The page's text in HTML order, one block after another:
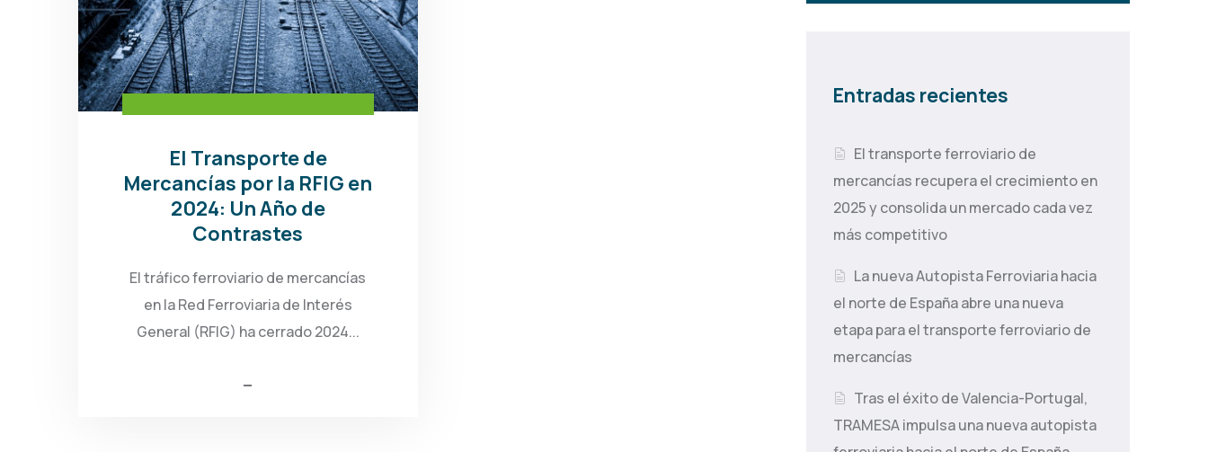
El Transporte de
Mercancías por la RFIG en
2024: Un Año de
Contrastes
El tráfico ferroviario de mercancías
en la Red Ferroviaria de Interés
General (RFIG) ha cerrado 2024...
Entradas recientes
El transporte ferroviario de
mercancías recupera el crecimiento en
2025 y consolida un mercado cada vez
más competitivo
La nueva Autopista Ferroviaria hacia
el norte de España abre una nueva
etapa para el transporte ferroviario de
mercancías
Tras el éxito de Valencia-Portugal,
TRAMESA impulsa una nueva autopista